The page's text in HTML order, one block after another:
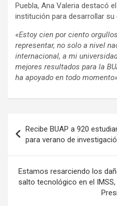
Puebla, Ana Valeria destacó
institución para desarrollar su
«Estoy cien por ciento
representar, no solo a nivel
internacional, a mi
mejores resultados para la
ha apoyado en todo
de
entradas
Recibe BUAP a 920
para verano de
Estamos resarciendo los
salto tecnológico en el IMSS,